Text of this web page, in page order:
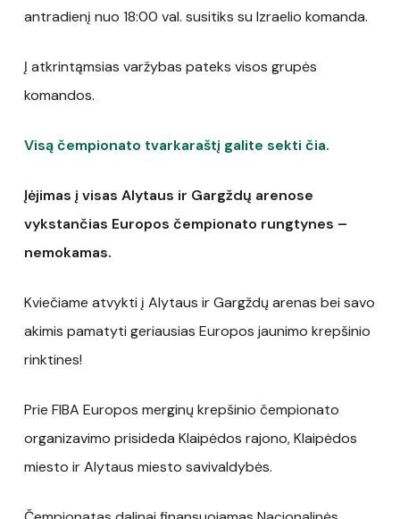
antradienį nuo 18:00 val. susitiks su Izraelio komanda.
Į atkrintąmsias varžybas pateks visos grupės
komandos.
Visą čempionato tvarkaraštį galite sekti čia.
Įėjimas į visas Alytaus ir Gargždų arenose
vykstančias Europos čempionato rungtynes –
nemokamas.
Kviečiame atvykti į Alytaus ir Gargždų arenas bei savo
akimis pamatyti geriausias Europos jaunimo krepšinio
rinktines!
Prie FIBA Europos merginų krepšinio čempionato
organizavimo prisideda Klaipėdos rajono, Klaipėdos
miesto ir Alytaus miesto savivaldybės.